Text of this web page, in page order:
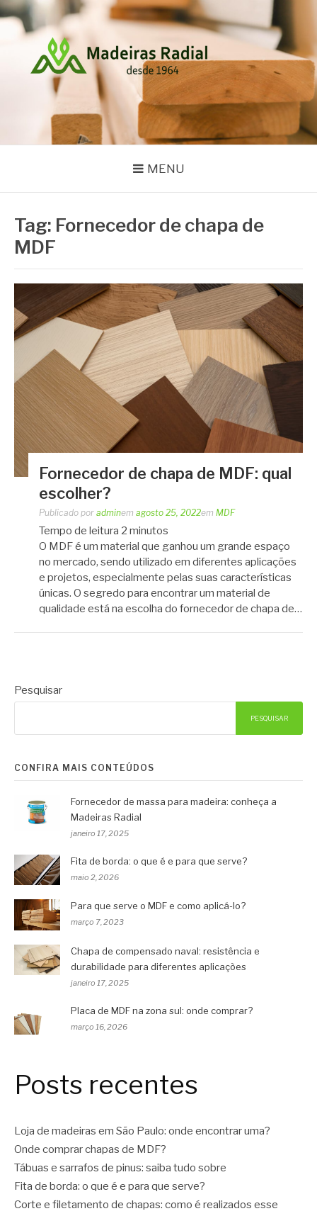
Pular
para
conteúdo
MADEIRAS RADIAL
MENU
Tag: Fornecedor de chapa de
MDF
Fornecedor de chapa de MDF: qual
escolher?
Publicado por adminem agosto 25, 2022em MDF
Tempo de leitura 2 minutos
O MDF é um material que ganhou um grande espaço
no mercado, sendo utilizado em diferentes aplicações
e projetos, especialmente pelas suas características
únicas. O segredo para encontrar um material de
qualidade está na escolha do fornecedor de chapa de…
Pesquisar
PESQUISAR
CONFIRA MAIS CONTEÚDOS
Fornecedor de massa para madeira: conheça a
Madeiras Radial
janeiro 17, 2025
Fita de borda: o que é e para que serve?
maio 2, 2026
Para que serve o MDF e como aplicá-lo?
março 7, 2023
Chapa de compensado naval: resistência e
durabilidade para diferentes aplicações
janeiro 17, 2025
Placa de MDF na zona sul: onde comprar?
março 16, 2026
Posts recentes
Loja de madeiras em São Paulo: onde encontrar uma?
Onde comprar chapas de MDF?
Tábuas e sarrafos de pinus: saiba tudo sobre
Fita de borda: o que é e para que serve?
Corte e filetamento de chapas: como é realizados esse